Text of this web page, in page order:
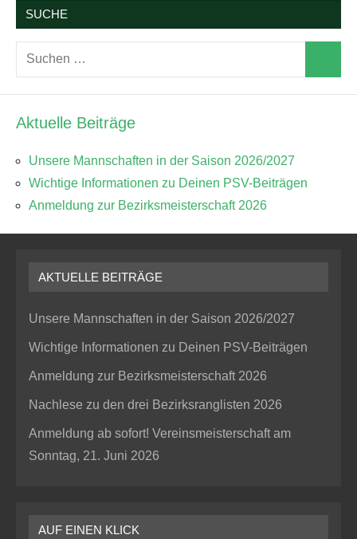
SUCHE
Suchen
nach:
Aktuelle Beiträge
Unsere Mannschaften in der Saison 2026/2027
Wichtige Informationen zu Deinen PSV-Beiträgen
Anmeldung zur Bezirksmeisterschaft 2026
AKTUELLE BEITRÄGE
Unsere Mannschaften in der Saison 2026/2027
Wichtige Informationen zu Deinen PSV-Beiträgen
Anmeldung zur Bezirksmeisterschaft 2026
Nachlese zu den drei Bezirksranglisten 2026
Anmeldung ab sofort! Vereinsmeisterschaft am
Sonntag, 21. Juni 2026
AUF EINEN KLICK